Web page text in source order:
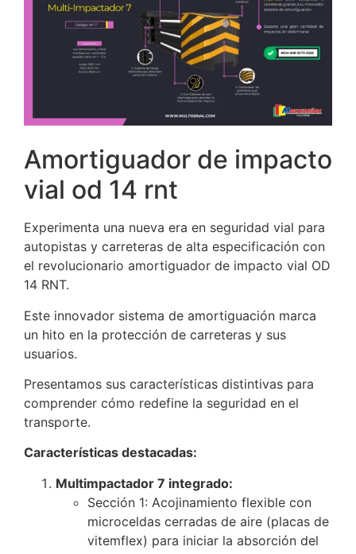
Amortiguador de impacto
vial od 14 rnt
Experimenta una nueva era en seguridad vial para
autopistas y carreteras de alta especificación con
el revolucionario amortiguador de impacto vial OD
14 RNT.
Este innovador sistema de amortiguación marca
un hito en la protección de carreteras y sus
usuarios.
Presentamos sus características distintivas para
comprender cómo redefine la seguridad en el
transporte.
Características destacadas:
Multimpactador 7 integrado:
Sección 1: Acojinamiento flexible con
microceldas cerradas de aire (placas de
vitemflex) para iniciar la absorción del